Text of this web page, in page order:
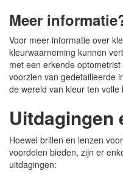
Meer
Voor meer informatie over
kleurwaarneming kunnen
met een erkende
voorzien van gedetailleerde
de wereld van kleur ten volle
Uitdagingen
Hoewel brillen en lenzen
voordelen bieden, zijn er
uitdagingen: